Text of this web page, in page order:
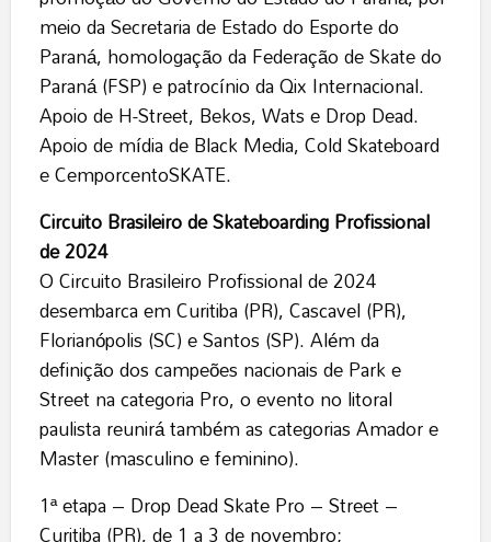
meio da Secretaria de Estado do Esporte do
Paraná, homologação da Federação de Skate do
Paraná (FSP) e patrocínio da Qix Internacional.
Apoio de H-Street, Bekos, Wats e Drop Dead.
Apoio de mídia de Black Media, Cold Skateboard
e CemporcentoSKATE.
Circuito Brasileiro de Skateboarding Profissional
de 2024
O Circuito Brasileiro Profissional de 2024
desembarca em Curitiba (PR), Cascavel (PR),
Florianópolis (SC) e Santos (SP). Além da
definição dos campeões nacionais de Park e
Street na categoria Pro, o evento no litoral
paulista reunirá também as categorias Amador e
Master (masculino e feminino).
1ª etapa – Drop Dead Skate Pro – Street –
Curitiba (PR), de 1 a 3 de novembro;